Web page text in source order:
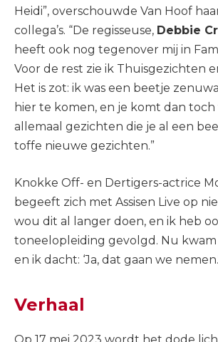
Heidi”, overschouwde Van Hoof
collega’s. “De regisseuse, Debbie
heeft ook nog tegenover mij in
Voor de rest zie ik Thuisgezichten
Het is zot: ik was een beetje
hier te komen, en je komt dan
allemaal gezichten die je al een
toffe nieuwe gezichten.”
Knokke Off- en Dertigers-actrice
begeeft zich met Assisen Live op
wou dit al langer doen, en ik heb
toneelopleiding gevolgd. Nu kwam
en ik dacht: ‘Ja, dat gaan we
Verhaal